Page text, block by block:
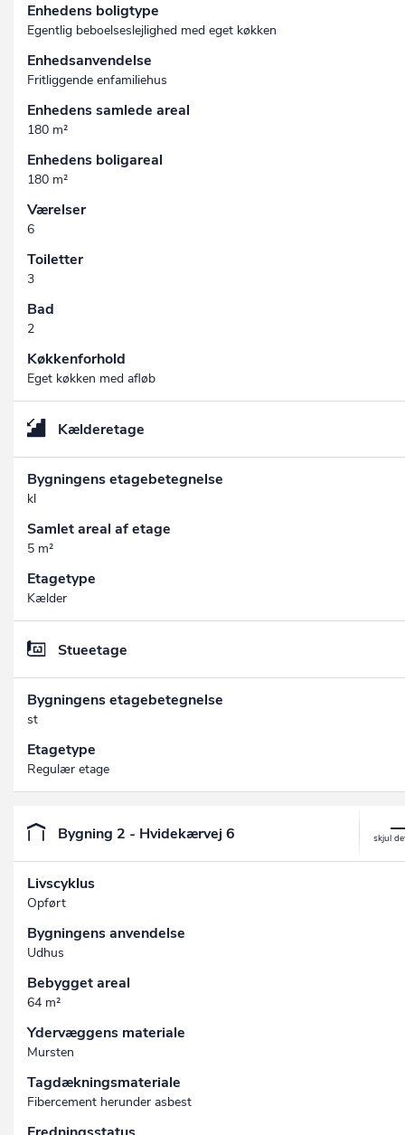
Enhedens boligtype
Egentlig beboelseslejlighed med eget køkken
Enhedsanvendelse
Fritliggende enfamiliehus
Enhedens samlede areal
180 m²
Enhedens boligareal
180 m²
Værelser
6
Toiletter
3
Bad
2
Køkkenforhold
Eget køkken med afløb
Kælderetage
Bygningens etagebetegnelse
kl
Samlet areal af etage
5 m²
Etagetype
Kælder
Stueetage
Bygningens etagebetegnelse
st
Etagetype
Regulær etage
Bygning 2 - Hvidekærvej 6
Livscyklus
Opført
Bygningens anvendelse
Udhus
Bebygget areal
64 m²
Ydervæggens materiale
Mursten
Tagdækningsmateriale
Fibercement herunder asbest